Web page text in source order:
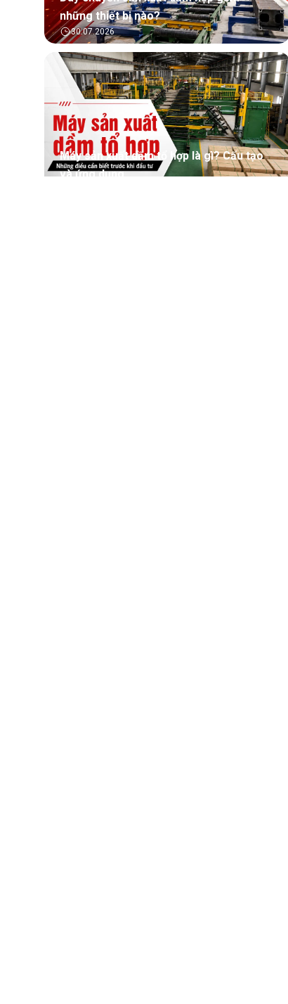
những thiết bị nào?
30.07.2026
Máy sản xuất dầm tổ hợp là gì? Cấu tạo
và ứng dụng